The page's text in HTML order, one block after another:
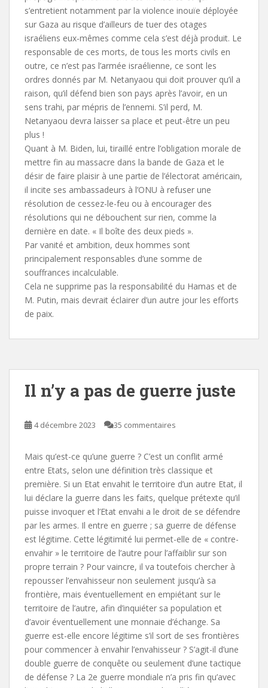
s’entretient notamment par la violence inouïe déployée
sur Gaza au risque d’ailleurs de tuer des otages
israéliens eux-mêmes comme cela s’est déjà produit. Le
responsable de ces morts, de tous les morts civils en
outre, ce n’est pas l’armée israélienne, ce sont les
ordres donnés par M. Netanyaou qui doit prouver qu’il a
raison, qu’il défend bien son pays après l’avoir, en un
sens trahi, par mépris de l’ennemi. S’il perd, M.
Netanyaou devra laisser sa place et peut-être un peu
plus !
Quant à M. Biden, lui, tiraillé entre l’obligation morale de
mettre fin au massacre dans la bande de Gaza et le
désir de faire plaisir à une partie de l’électorat américain,
il incite ses ambassadeurs à l’ONU à refuser une
résolution de cessez-le-feu ou à encourager des
résolutions qui ne débouchent sur rien, comme la
dernière en date. « Il boîte des deux pieds ».
Par vanité et ambition, deux hommes sont
principalement responsables d’une somme de
souffrances incalculable.
Cela ne supprime pas la responsabilité du Hamas et de
M. Putin, mais devrait éclairer d’un autre jour les efforts
de paix.
Il n’y a pas de guerre juste
4 décembre 2023 35 commentaires
Mais qu’est-ce qu’une guerre ? C’est un conflit armé
entre Etats, selon une définition très classique et
première. Si un Etat envahit le territoire d’un autre Etat, il
lui déclare la guerre dans les faits, quelque prétexte qu’il
puisse invoquer et l’Etat envahi a le droit de se défendre
par les armes. Il entre en guerre ; sa guerre de défense
est légitime. Cette légitimité lui permet-elle de « contre-
envahir » le territoire de l’autre pour l’affaiblir sur son
propre terrain ? Pour vaincre, il va toutefois chercher à
repousser l’envahisseur non seulement jusqu’à sa
frontière, mais éventuellement en empiétant sur le
territoire de l’autre, afin d’inquiéter sa population et
d’avoir éventuellement une monnaie d’échange. Sa
guerre est-elle encore légitime s’il sort de ses frontières
pour commencer à envahir l’envahisseur ? S’agit-il d’une
double guerre de conquête ou seulement d’une tactique
de défense ? La 2e guerre mondiale n’a pris fin qu’avec